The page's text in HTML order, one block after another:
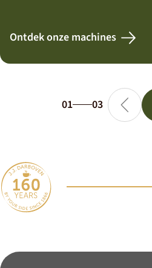
Ontdek onze machines
01 03